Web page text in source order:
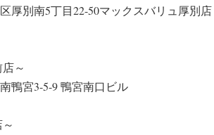
厚別南5丁目22-50マックスバリュ厚別店
～
鴨宮3-5-9 鴨宮南口ビル